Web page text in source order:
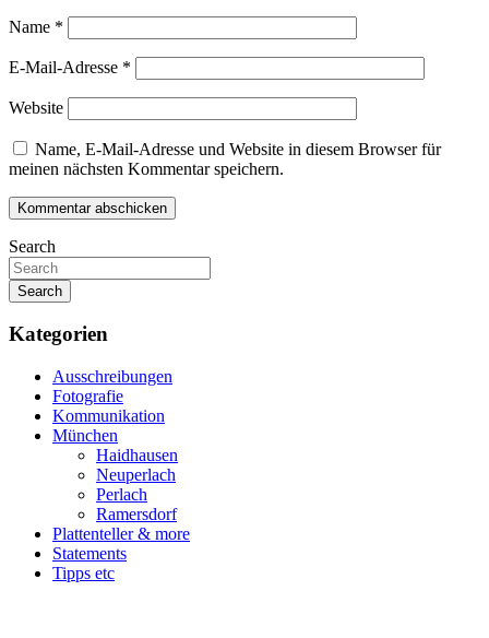
Name *
E-Mail-Adresse *
Website
Name, E-Mail-Adresse und Website in diesem Browser für
meinen nächsten Kommentar speichern.
Search
Search
Kategorien
Ausschreibungen
Fotografie
Kommunikation
München
Haidhausen
Neuperlach
Perlach
Ramersdorf
Plattenteller & more
Statements
Tipps etc